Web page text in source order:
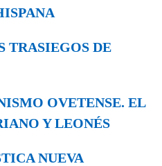
TRASIEGOS DE
OVETENSE. EL
Y LEONÉS
NUEVA